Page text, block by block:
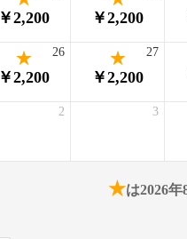
￥2,200 ￥2,200
￥2,200
26
￥2,200
27
2 3
★は2026